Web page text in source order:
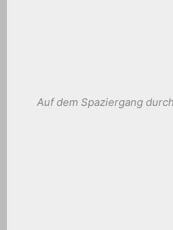
Auf dem Spaziergang